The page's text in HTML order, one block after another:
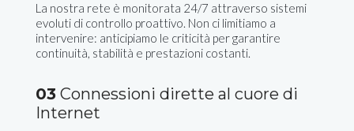
La nostra rete è monitorata 24/7 attraverso sistemi
evoluti di controllo proattivo. Non ci limitiamo a
intervenire: anticipiamo le criticità per garantire
continuità, stabilità e prestazioni costanti.
03 Connessioni dirette al cuore di
Internet